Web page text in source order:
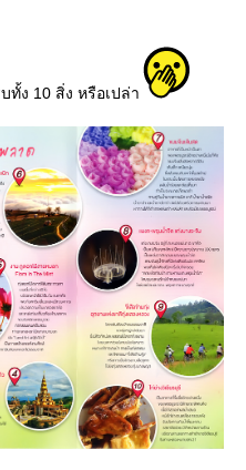
ทั้ง 10 สิ่ง หรือเปล่า